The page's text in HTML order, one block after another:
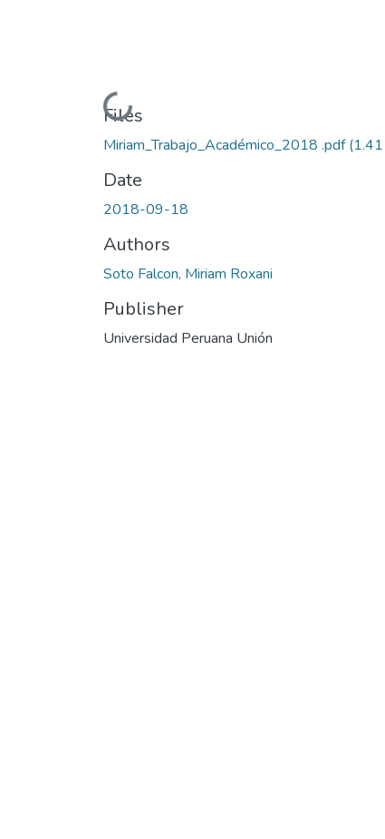
Loading...
Files
Miriam_Trabajo_Académico_2018 .pdf
Date
2018-09-18
Authors
Soto Falcon, Miriam Roxani
Publisher
Universidad Peruana Unión